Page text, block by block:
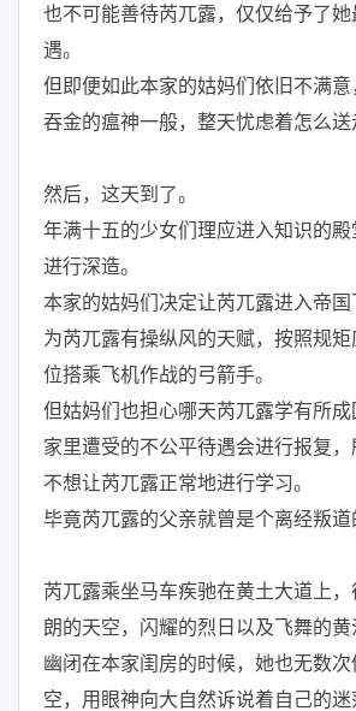
也不可能善待芮兀露，仅仅给予了
遇。
但即便如此本家的姑妈们依旧不满
吞金的瘟神一般，整天忧虑着怎么送
然后，这天到了。
年满十五的少女们理应进入知识
进行深造。
本家的姑妈们决定让芮兀露进入帝国
为芮兀露有操纵风的天赋，按照规
位搭乘飞机作战的弓箭手。
但姑妈们也担心哪天芮兀露学有所
家里遭受的不公平待遇会进行报复
不想让芮兀露正常地进行学习。
毕竟芮兀露的父亲就曾是个离经叛道
芮兀露乘坐马车疾驰在黄土大道上
朗的天空，闪耀的烈日以及飞舞的黄
幽闭在本家闺房的时候，她也无数
空，用眼神向大自然诉说着自己的迷